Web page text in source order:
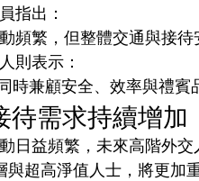
指出：
頻繁，但整體交通與接
則表示：
時兼顧安全、效率與禮
待需求持續增加
日益頻繁，未來高階外
與超高淨值人士，將更加